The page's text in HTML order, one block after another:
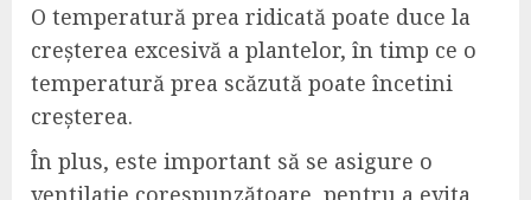
O temperatură prea ridicată poate duce la
creșterea excesivă a plantelor, în timp ce o
temperatură prea scăzută poate încetini
creșterea.
În plus, este important să se asigure o
ventilație corespunzătoare, pentru a evita